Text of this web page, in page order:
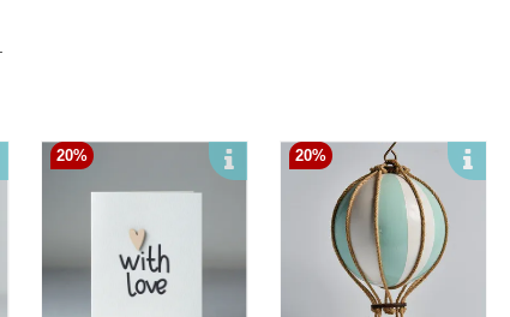
20% 20%